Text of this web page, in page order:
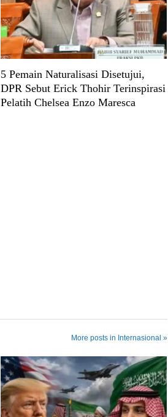
5 Pemain Naturalisasi Disetujui,
DPR Sebut Erick Thohir Terinspirasi
Pelatih Chelsea Enzo Maresca
More posts in Internasional »